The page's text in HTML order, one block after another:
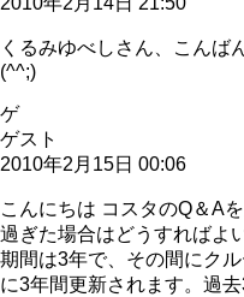
くるみゆべしさん、こん
(^^;)
ゲ
ゲスト
2010年2月15日 00:06
こんにちは コスタのQ＆A
過ぎた場合はどうすればよ
期間は3年で、その間にク
に3年間更新されます。過